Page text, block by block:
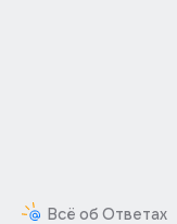
Всё об Ответах